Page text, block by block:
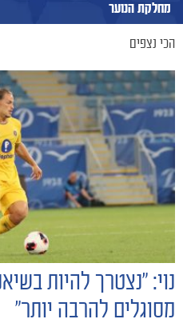
מחלקת הנוער
הכי נצפים
נוי: "נצטרך להיות
מסוגלים להרבה יותר"